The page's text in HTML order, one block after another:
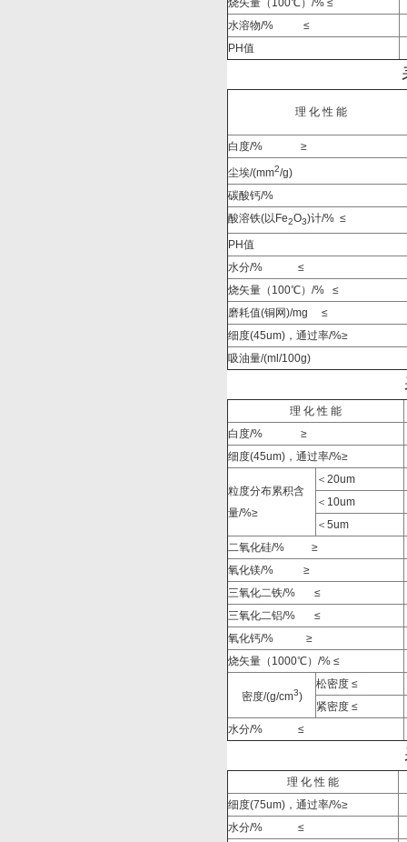
烧矢量（100℃） /% ≤
水溶物/%
≤
PH值
理 化 性 能
白度/% ≥
尘埃/(mm2/g)
碳酸钙/%
酸溶铁(以Fe2O3)计/% ≤
PH值
水分/%
≤
烧矢量（100℃） /% ≤
磨耗值(铜网)/mg
≤
细度(45um)，通过率/%≥
吸油量/(ml/100g)
理 化 性 能
白度/%
≥
细度(45um)，通过率/%≥
粒度分布累积含
量/%≥
＜20um
＜10um
＜5um
二氧化硅/%
≥
氧化镁/%
≥
三氧化二铁/%
≤
三氧化二铝/%
≤
氧化钙/%
≥
烧矢量（1000℃） /% ≤
密度/(g/cm3)
松密度 ≤
紧密度 ≤
水分/%
≤
理 化 性 能
细度(75um)，通过率/%≥
水分/%
≤